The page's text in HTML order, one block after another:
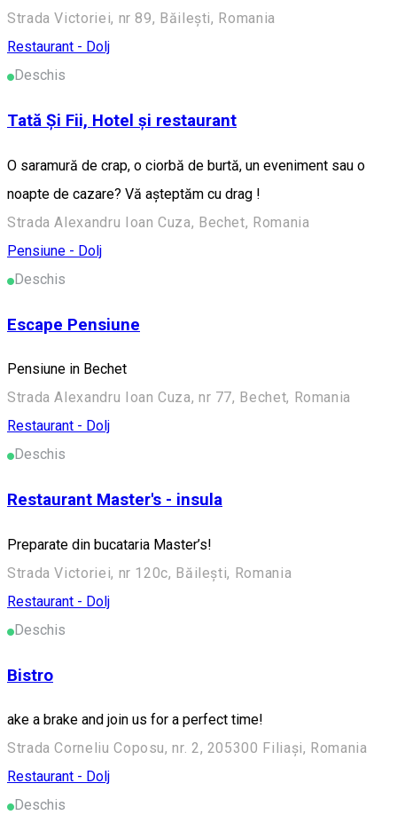
Strada Victoriei, nr 89, Băilești, Romania
Restaurant - Dolj
Deschis
Tată Și Fii, Hotel și restaurant
O saramură de crap, o ciorbă de burtă, un eveniment sau o
noapte de cazare? Vă așteptăm cu drag !
Strada Alexandru Ioan Cuza, Bechet, Romania
Pensiune - Dolj
Deschis
Escape Pensiune
Pensiune in Bechet
Strada Alexandru Ioan Cuza, nr 77, Bechet, Romania
Restaurant - Dolj
Deschis
Restaurant Master's - insula
Preparate din bucataria Master’s!
Strada Victoriei, nr 120c, Băilești, Romania
Restaurant - Dolj
Deschis
Bistro
ake a brake and join us for a perfect time!
Strada Corneliu Coposu, nr. 2, 205300 Filiași, Romania
Restaurant - Dolj
Deschis